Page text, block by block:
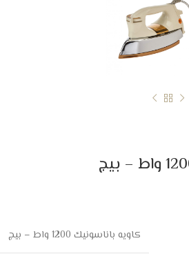
كاويه باناسونيك 1200 واط – بيج